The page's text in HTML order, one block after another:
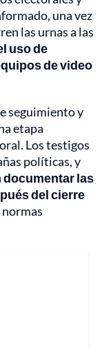
una vez
las urnas a las
uso de
de video
seguimiento y
etapa
Los testigos
políticas, y
documentar las
del cierre